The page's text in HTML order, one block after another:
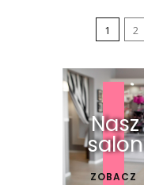
1 2
Nasz
salon
ZOBACZ